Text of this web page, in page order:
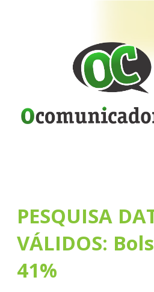
PESQUISA
VÁLIDOS:
41%